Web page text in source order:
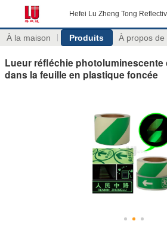
Hefei Lu Zheng Tong
À la maison Produits À propos de
Lueur réfléchie photoluminescente
dans la feuille en plastique foncée